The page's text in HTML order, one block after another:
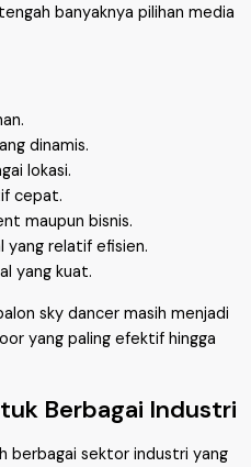
banyaknya pilihan media
dinamis.
lokasi.
cepat.
maupun bisnis.
yang relatif efisien.
yang kuat.
sky dancer masih menjadi
yang paling efektif hingga
Berbagai Industri
berbagai sektor industri yang